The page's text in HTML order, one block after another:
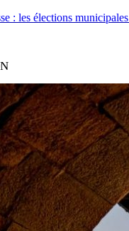
: les élections